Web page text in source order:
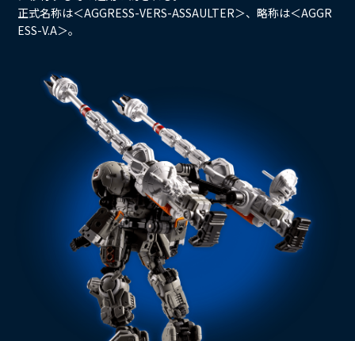
正式名称は＜AGGRESS-VERS-ASSAULTER＞、略称は＜AGGR
ESS-V.A＞。